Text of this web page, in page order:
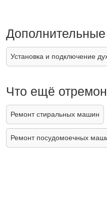
Дополнительные
Установка и подключение
Что ещё
Ремонт стиральных машин
Ремонт посудомоечных